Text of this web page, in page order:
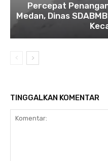
Percepat
Medan, Dinas
TINGGALKAN KOMENTAR